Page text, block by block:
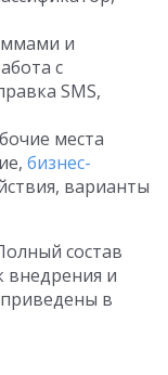
и
с
SMS,
места
бизнес-
варианты
состав
внедрения и
в